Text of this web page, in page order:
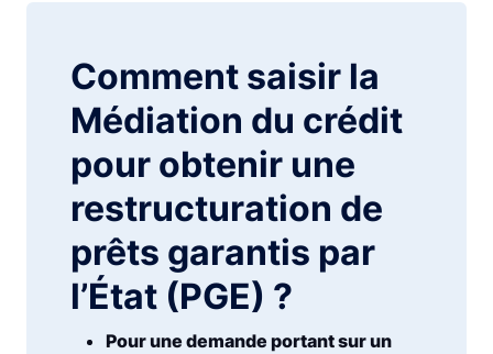
Comment saisir la
Médiation du crédit
pour obtenir une
restructuration de
prêts garantis par
l’État (PGE) ?
Pour une demande portant sur un